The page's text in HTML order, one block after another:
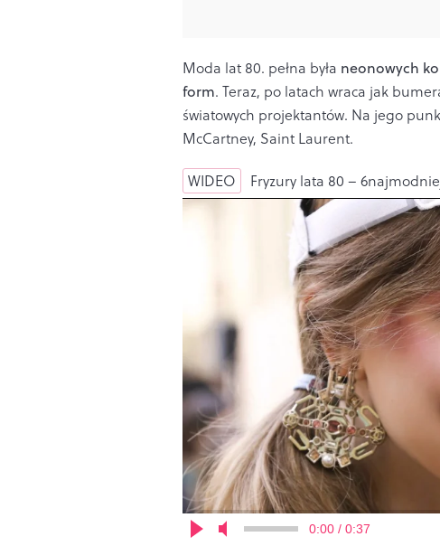
Moda lat 80. pełna była neonowych
form. Teraz, po latach wraca jak
światowych projektantów. Na jego
McCartney, Saint Laurent.
WIDEO Fryzury lata 80 –
0:00 / 0:37